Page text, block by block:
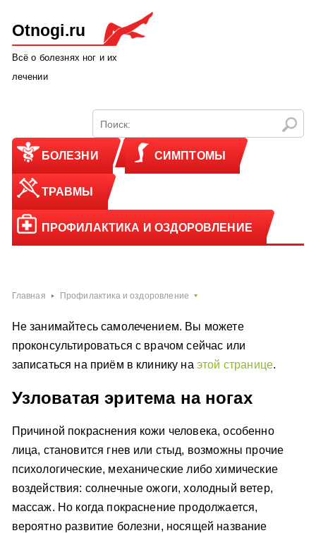
Otnogi.ru
Всё о болезнях ног и их
лечении
БОЛЕЗНИ СИМПТОМЫ
ТРАВМЫ
ПРОФИЛАКТИКА И ОЗДОРОВЛЕНИЕ
Главная Профилактика и оздоровление
Не занимайтесь самолечением. Вы можете
проконсультироваться с врачом сейчас или
записаться на приём в клинику на этой странице.
Узловатая эритема на ногах
Причиной покраснения кожи человека, особенно
лица, становится гнев или стыд, возможны прочие
психологические, механические либо химические
воздействия: солнечные ожоги, холодный ветер,
массаж. Но когда покраснение продолжается,
вероятно развитие болезни, носящей название